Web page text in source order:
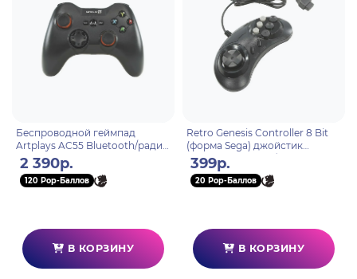
Беспроводной геймпад
Artplays AC55 Bluetooth/радио
2,4GHz PC, Android (матовый)
2 390р.
120 Pop-Баллов
В КОРЗИНУ
Retro Genesis Controller 8 Bit
(форма Sega) джойстик
проводной 9pin (без упаковки)
399р.
20 Pop-Баллов
В КОРЗИНУ